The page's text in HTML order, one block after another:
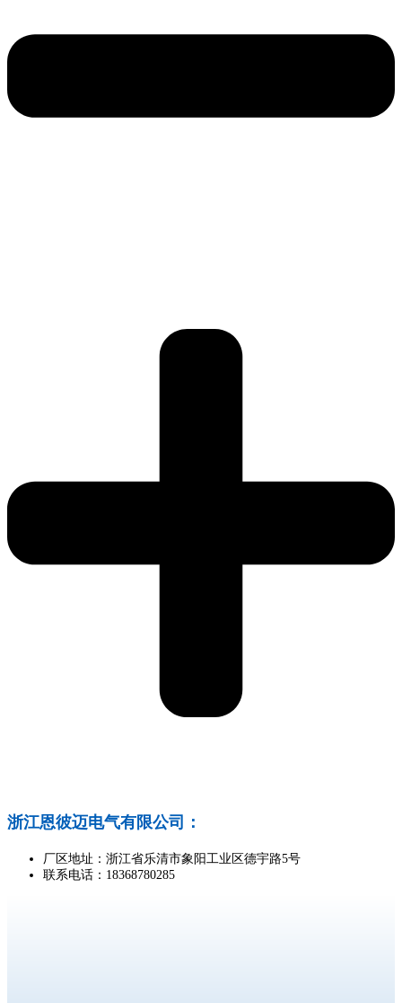
浙江恩彼迈电气有限公司：
厂区地址：浙江省乐清市象阳工业区德宇路5号
联系电话：18368780285